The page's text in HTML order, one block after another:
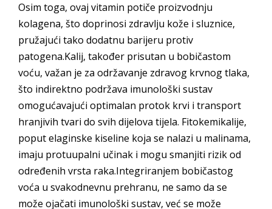
Osim toga, ovaj vitamin potiče proizvodnju
kolagena, što doprinosi zdravlju kože i sluznice,
pružajući tako dodatnu barijeru protiv
patogena.Kalij, također prisutan u bobičastom
voću, važan je za održavanje zdravog krvnog tlaka,
što indirektno podržava imunološki sustav
omogućavajući optimalan protok krvi i transport
hranjivih tvari do svih dijelova tijela. Fitokemikalije,
poput elaginske kiseline koja se nalazi u malinama,
imaju protuupalni učinak i mogu smanjiti rizik od
određenih vrsta raka.Integriranjem bobičastog
voća u svakodnevnu prehranu, ne samo da se
može ojačati imunološki sustav, već se može